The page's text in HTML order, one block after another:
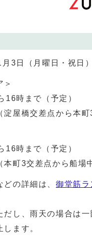
3日（月曜日・祝日）
＞
16時まで（予定）
淀屋橋交差点から本町
16時まで（予定）
本町3交差点から船場
どの詳細は、 御堂筋ラ
だし、雨天の場合は
ます。